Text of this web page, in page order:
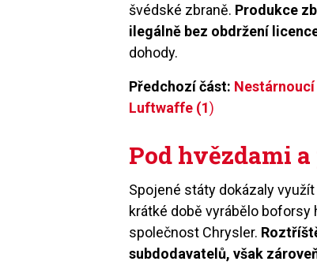
švédské zbraně. Produkce
ilegálně bez obdržení
dohody.
Předchozí část:
Luftwaffe (1)
Pod hvězdami
Spojené státy dokázaly
krátké době vyrábělo
společnost Chrysler.
subdodavatelů, však